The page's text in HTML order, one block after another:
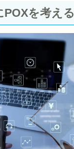
POXを考える